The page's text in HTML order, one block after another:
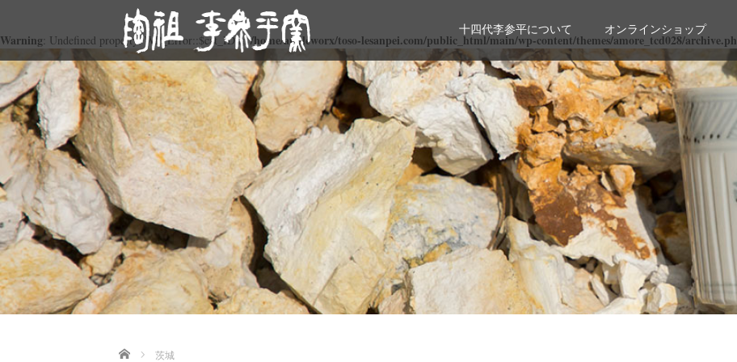
十四代李参平について オンラインショップ
Warning: Undefined property: WP_Error::$cat_ID in/home/appleworx/toso-lesanpei.com/public_html/main/wp-content/themes/amore_tcd028/
Home 茨城